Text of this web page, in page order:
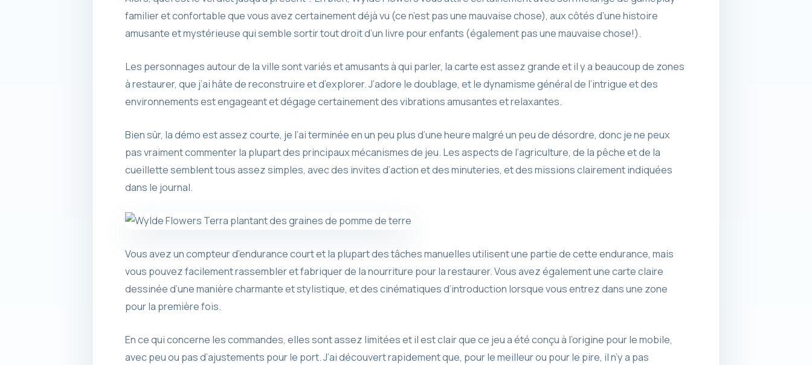
familier et confortable que vous avez certainement déjà vu (ce n’est pas une mauvaise chose), aux côtés d’une histoire
amusante et mystérieuse qui semble sortir tout droit d’un livre pour enfants (également pas une mauvaise chose!).
Les personnages autour de la ville sont variés et amusants à qui parler, la carte est assez grande et il y a beaucoup de zones
à restaurer, que j’ai hâte de reconstruire et d’explorer. J’adore le doublage, et le dynamisme général de l’intrigue et des
environnements est engageant et dégage certainement des vibrations amusantes et relaxantes.
Bien sûr, la démo est assez courte, je l’ai terminée en un peu plus d’une heure malgré un peu de désordre, donc je ne peux
pas vraiment commenter la plupart des principaux mécanismes de jeu. Les aspects de l’agriculture, de la pêche et de la
cueillette semblent tous assez simples, avec des invites d’action et des minuteries, et des missions clairement indiquées
dans le journal.
Vous avez un compteur d’endurance court et la plupart des tâches manuelles utilisent une partie de cette endurance, mais
vous pouvez facilement rassembler et fabriquer de la nourriture pour la restaurer. Vous avez également une carte claire
dessinée d’une manière charmante et stylistique, et des cinématiques d’introduction lorsque vous entrez dans une zone
pour la première fois.
En ce qui concerne les commandes, elles sont assez limitées et il est clair que ce jeu a été conçu à l’origine pour le mobile,
avec peu ou pas d’ajustements pour le port. J’ai découvert rapidement que, pour le meilleur ou pour le pire, il n’y a pas